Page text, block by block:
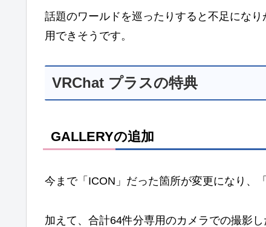
話題のワールドを巡ったりすると不足にな
用できそうです。
VRChat プラスの特典
GALLERYの追加
今まで「ICON」だった箇所が変更になり、
加えて、合計64件分専用のカメラでの撮影